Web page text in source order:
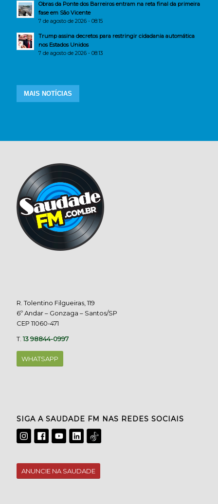
Obras da Ponte dos Barreiros entram na reta final da primeira
fase em São Vicente
7 de agosto de 2026 - 08:15
Trump assina decretos para restringir cidadania automática
nos Estados Unidos
7 de agosto de 2026 - 08:13
MAIS NOTÍCIAS
R. Tolentino Filgueiras, 119
6º Andar – Gonzaga – Santos/SP
CEP 11060-471
T.13 98844-0997
WHATSAPP
SIGA A SAUDADE FM NAS REDES SOCIAIS
ANUNCIE NA SAUDADE